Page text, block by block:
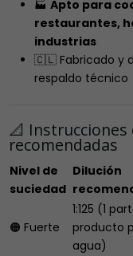
🏭 Apto para
restaurantes,
industrias
🇨🇱 Fabricado y
respaldo técnico
📐
recomendadas
Nivel de
suciedad
Dilución
🟠 Fuerte
1:125 (1
producto
agua)